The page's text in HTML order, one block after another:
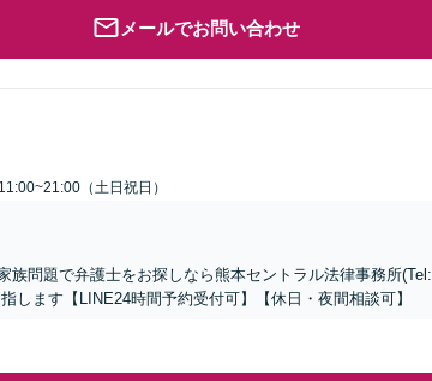
メールでお問い合わせ
（土日祝日）
族問題で弁護士をお探しなら熊本セントラル法律事務所(Tel:
します【LINE24時間予約受付可】【休日・夜間相談可】